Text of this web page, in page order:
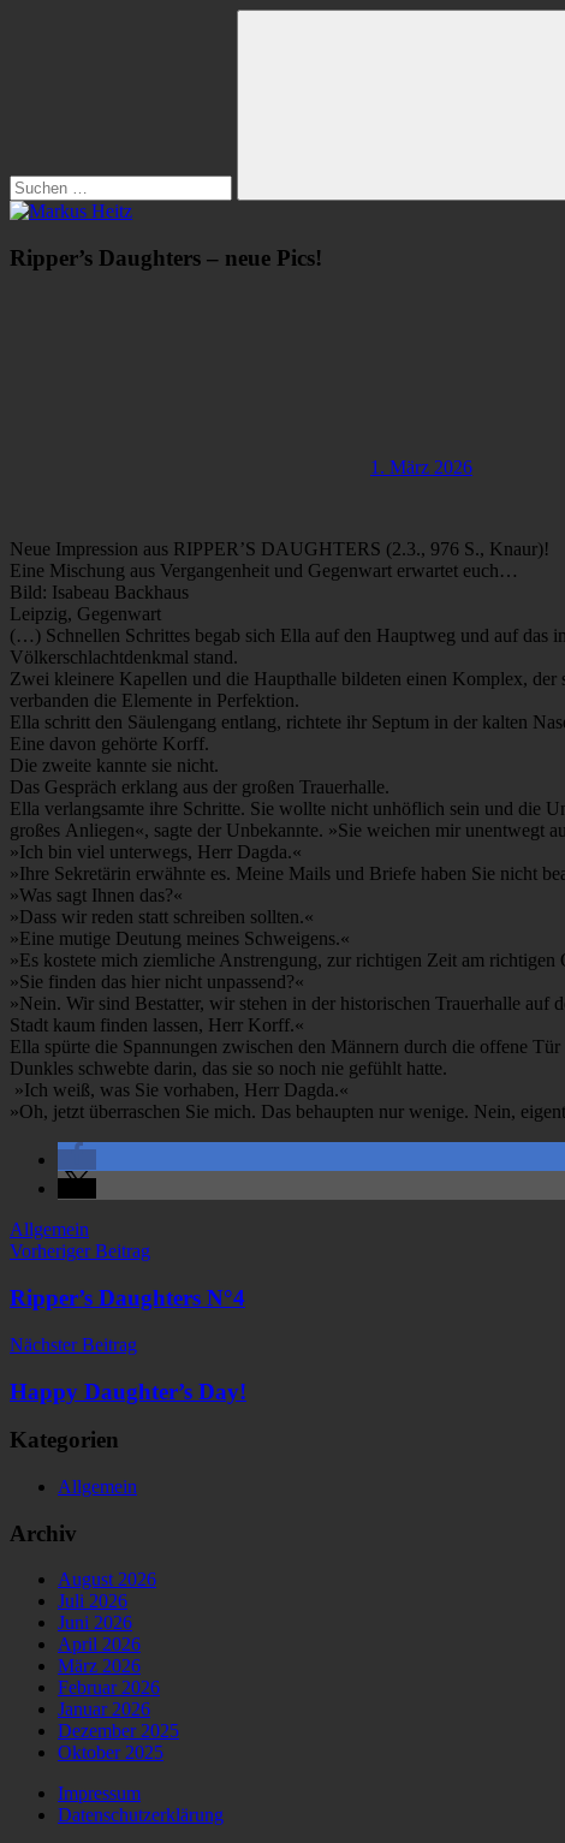
Suchen
Ripper’s Daughters – neue Pics!
1. März 2026
Neue Impression aus RIPPER’S DAUGHTERS (2.3., 976 S., Knaur)!
Eine Mischung aus Vergangenheit und Gegenwart erwartet euch…
Bild: Isabeau Backhaus
Leipzig, Gegenwart
(…) Schnellen Schrittes begab sich Ella auf den Hauptweg und auf das
Völkerschlachtdenkmal stand.
Zwei kleinere Kapellen und die Haupthalle bildeten einen Komplex, der
verbanden die Elemente in Perfektion.
Ella schritt den Säulengang entlang, richtete ihr Septum in der kalten
Eine davon gehörte Korff.
Die zweite kannte sie nicht.
Das Gespräch erklang aus der großen Trauerhalle.
Ella verlangsamte ihre Schritte. Sie wollte nicht unhöflich sein und die
großes Anliegen«, sagte der Unbekannte. »Sie weichen mir unentwegt
»Ich bin viel unterwegs, Herr Dagda.«
»Ihre Sekretärin erwähnte es. Meine Mails und Briefe haben Sie nicht
»Was sagt Ihnen das?«
»Dass wir reden statt schreiben sollten.«
»Eine mutige Deutung meines Schweigens.«
»Es kostete mich ziemliche Anstrengung, zur richtigen Zeit am
»Sie finden das hier nicht unpassend?«
»Nein. Wir sind Bestatter, wir stehen in der historischen Trauerhalle auf
Stadt kaum finden lassen, Herr Korff.«
Ella spürte die Spannungen zwischen den Männern durch die offene
Dunkles schwebte darin, das sie so noch nie gefühlt hatte.
»Ich weiß, was Sie vorhaben, Herr Dagda.«
»Oh, jetzt überraschen Sie mich. Das behaupten nur wenige. Nein,
Allgemein
Beitragsnavigation
Vorheriger Beitrag
Ripper’s Daughters N°4
Nächster Beitrag
Happy Daughter’s Day!
Kategorien
Allgemein
Archiv
August 2026
Juli 2026
Juni 2026
April 2026
März 2026
Februar 2026
Januar 2026
Dezember 2025
Oktober 2025
Impressum
Datenschutzerklärung